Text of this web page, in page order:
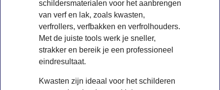
schildersmaterialen voor het aanbrengen
van verf en lak, zoals kwasten,
verfrollers, verfbakken en verfrolhouders.
Met de juiste tools werk je sneller,
strakker en bereik je een professioneel
eindresultaat.
Kwasten zijn ideaal voor het schilderen